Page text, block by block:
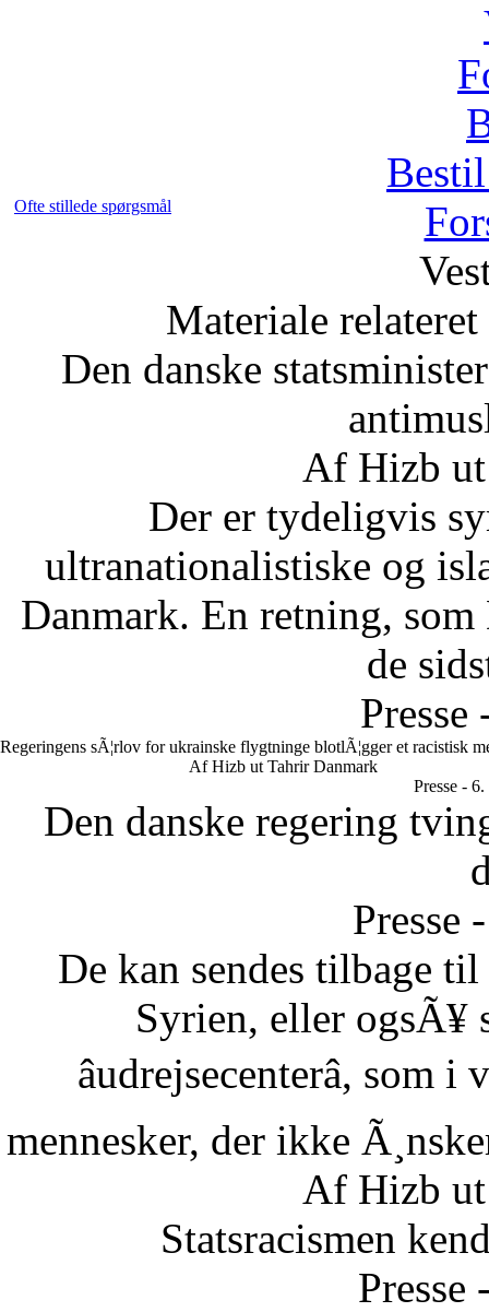
Ofte stillede spørgsmål
Materiale
Den danske
Af Hizb
Der er tydeligvis
ultranationalistiske og
Danmark. En retning,
de
Regeringens sÃ¦rlov for ukrainske flygtninge blotlÃ¦gger et racistisk
Af Hizb ut Tahrir Danmark
Presse -
Den danske regering
Presse
De kan sendes tilbage
Syrien, eller ogsÃ¥
âudrejsecenterâ,
mennesker, der ikke
Af Hizb
Statsracismen